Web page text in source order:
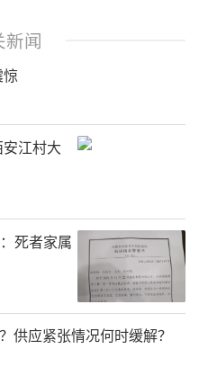
新闻
江村大
死者家属
供应紧张情况何时缓解？